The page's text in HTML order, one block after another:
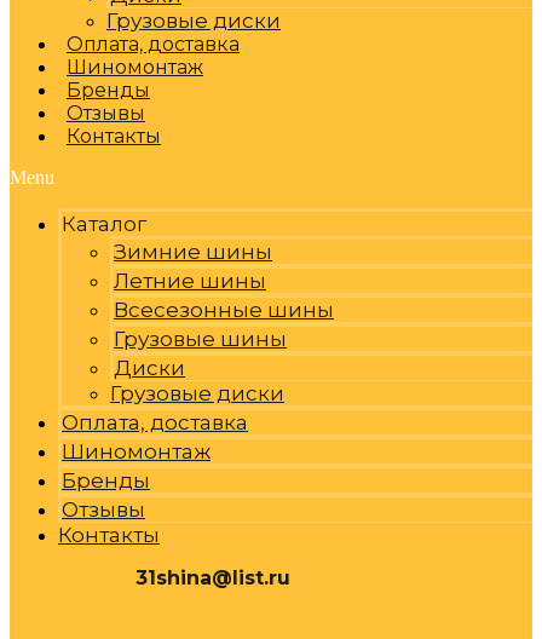
Грузовые диски
Оплата, доставка
Шиномонтаж
Бренды
Отзывы
Контакты
Menu
Каталог
Зимние шины
Летние шины
Всесезонные шины
Грузовые шины
Диски
Грузовые диски
Оплата, доставка
Шиномонтаж
Бренды
Отзывы
Контакты
31shina@list.ru